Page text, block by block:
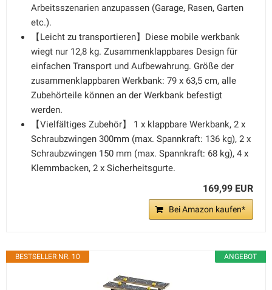
Arbeitsszenarien anzupassen (Garage, Rasen, Garten
etc.).
【Leicht zu transportieren】Diese mobile werkbank
wiegt nur 12,8 kg. Zusammenklappbares Design für
einfachen Transport und Aufbewahrung. Größe der
zusammenklappbaren Werkbank: 79 x 63,5 cm, alle
Zubehörteile können an der Werkbank befestigt
werden.
【Vielfältiges Zubehör】 1 x klappbare Werkbank, 2 x
Schraubzwingen 300mm (max. Spannkraft: 136 kg), 2 x
Schraubzwingen 150 mm (max. Spannkraft: 68 kg), 4 x
Klemmbacken, 2 x Sicherheitsgurte.
169,99 EUR
Bei Amazon kaufen*
ANGEBOT
BESTSELLER NR. 10